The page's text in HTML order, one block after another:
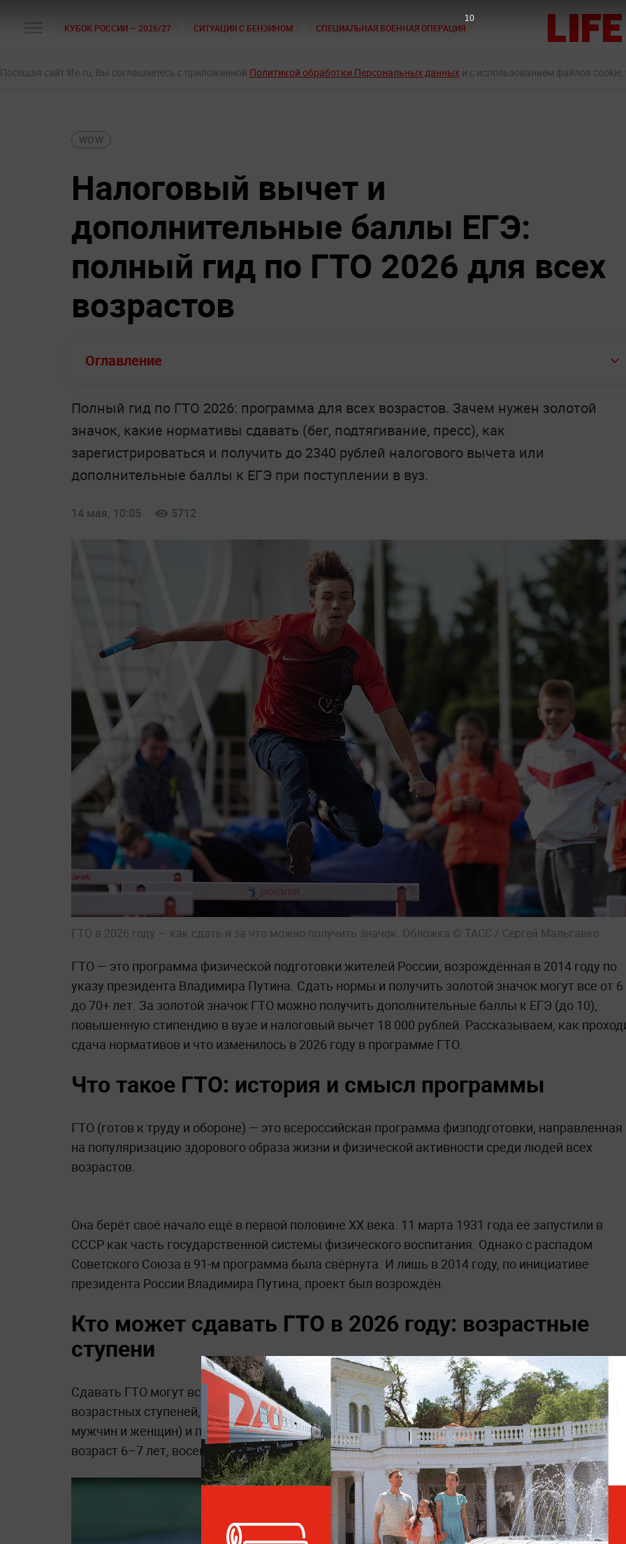
КУБОК РОССИИ — 2026/27 СИТУАЦИЯ С БЕНЗИНОМ СПЕЦИАЛЬНАЯ ВОЕННАЯ ОПЕРАЦИЯ
Посещая сайт life.ru, Вы соглашаетесь с приложенной Политикой обработки Персональных данных и с использованием файлов
WOW
Налоговый вычет и
дополнительные баллы ЕГЭ:
полный гид по ГТО 2026 для всех
возрастов
Оглавление
Полный гид по ГТО 2026: программа для всех возрастов. Зачем нужен золотой
значок, какие нормативы сдавать (бег, подтягивание, пресс), как
зарегистрироваться и получить до 2340 рублей налогового вычета или
дополнительные баллы к ЕГЭ при поступлении в вуз.
14 мая, 10:05 5712
ГТО в 2026 году — как сдать и за что можно получить значок. Обложка © ТАСС / Сергей Мальгавко
ГТО — это программа физической подготовки жителей России, возрождённая в 2014 году по
указу президента Владимира Путина. Сдать нормы и получить золотой значок могут все от 6
до 70+ лет. За золотой значок ГТО можно получить дополнительные баллы к ЕГЭ (до 10),
повышенную стипендию в вузе и налоговый вычет 18 000 рублей. Рассказываем, как
сдача нормативов и что изменилось в 2026 году в программе ГТО.
Что такое ГТО: история и смысл программы
ГТО (готов к труду и обороне) — это всероссийская программа физподготовки, направленная
на популяризацию здорового образа жизни и физической активности среди людей всех
возрастов.
Она берёт своё начало ещё в первой половине XX века. 11 марта 1931 года её запустили в
СССР как часть государственной системы физического воспитания. Однако с распадом
Советского Союза в 91-м программа была свёрнута. И лишь в 2014 году, по инициативе
президента России Владимира Путина, проект был возрождён.
Кто может сдавать ГТО в 2026 году: возрастные
ступени
Сдавать ГТО могут все, от мала до велика. С 1 апреля 2026 года программа разделена на 18
возрастных ступеней, каждая из которой имеет свой перечень нормативов (отдельный для
мужчин и женщин) и предназначена для лиц определённого возраста. Первая ступень —
возраст 6–7 лет, восемнадцатая — 70 лет и старше.
9